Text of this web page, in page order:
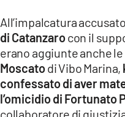
All’impalcatura
di Catanzarocon il
erano aggiunte anche le
Moscatodi Vibo Marina,
confessato di aver
l’omicidio di Fortunato